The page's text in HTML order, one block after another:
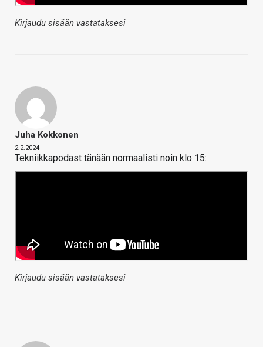
Kirjaudu sisään vastataksesi
Juha Kokkonen
2.2.2024
Tekniikkapodast tänään normaalisti noin klo 15:
Kirjaudu sisään vastataksesi